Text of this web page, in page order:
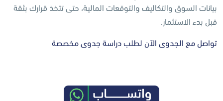
بيانات السوق والتكاليف والتوقعات المالية، حتى تتخذ قرارك بثقة
قبل بدء الاستثمار.
تواصل مع الجدوى الآن لطلب دراسة جدوى مخصصة